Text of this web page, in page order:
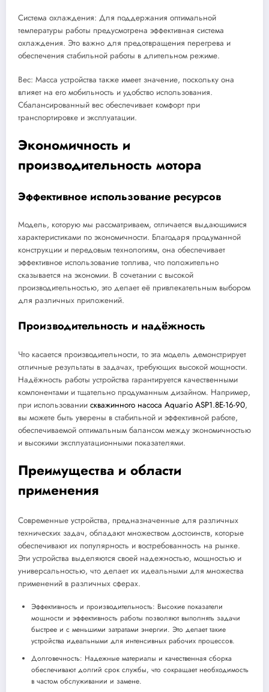
Система охлаждения: Для поддержания оптимальной
температуры работы предусмотрена эффективная система
охлаждения. Это важно для предотвращения перегрева и
обеспечения стабильной работы в длительном режиме.
Вес: Масса устройства также имеет значение, поскольку она
влияет на его мобильность и удобство использования.
Сбалансированный вес обеспечивает комфорт при
транспортировке и эксплуатации.
Экономичность и
производительность мотора
Эффективное использование ресурсов
Модель, которую мы рассматриваем, отличается выдающимися
характеристиками по экономичности. Благодаря продуманной
конструкции и передовым технологиям, она обеспечивает
эффективное использование топлива, что положительно
сказывается на экономии. В сочетании с высокой
производительностью, это делает её привлекательным выбором
для различных приложений.
Производительность и надёжность
Что касается производительности, то эта модель демонстрирует
отличные результаты в задачах, требующих высокой мощности.
Надёжность работы устройства гарантируется качественными
компонентами и тщательно продуманным дизайном. Например,
при использовании скважинного насоса Aquario ASP1.8E-16-90,
вы можете быть уверены в стабильной и эффективной работе,
обеспечиваемой оптимальным балансом между экономичностью
и высокими эксплуатационными показателями.
Преимущества и области
применения
Современные устройства, предназначенные для различных
технических задач, обладают множеством достоинств, которые
обеспечивают их популярность и востребованность на рынке.
Эти устройства выделяются своей надежностью, мощностью и
универсальностью, что делает их идеальными для множества
применений в различных сферах.
Эффективность и производительность: Высокие показатели
мощности и эффективность работы позволяют выполнять задачи
быстрее и с меньшими затратами энергии. Это делает такие
устройства идеальными для интенсивных рабочих процессов.
Долговечность: Надежные материалы и качественная сборка
обеспечивают долгий срок службы, что сокращает необходимость
в частом обслуживании и замене.